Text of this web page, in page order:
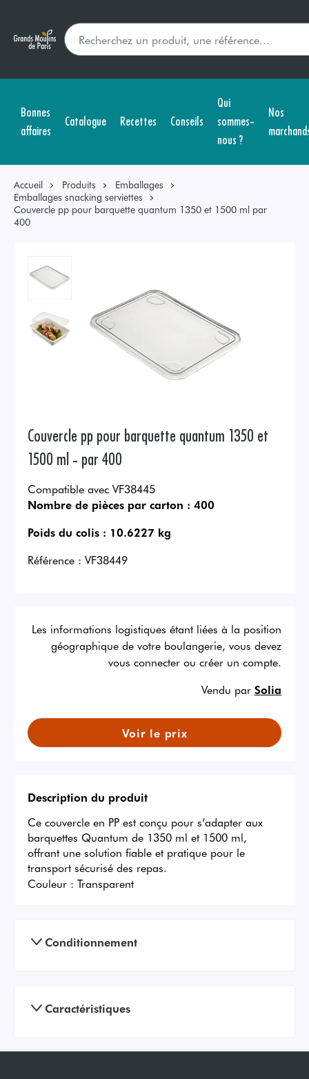
Bonnes
affaires
Catalogue Recettes Conseils
Qui
sommes-
nous ?
Nos
Accueil Produits
Emballages
Emballages snacking serviettes
Couvercle pp pour barquette quantum 1350 et 1500 ml par
400
Couvercle pp pour barquette quantum 1350 et
1500 ml - par 400
Compatible avec VF38445
Nombre de pièces par carton : 400
Poids du colis : 10.6227 kg
Référence : VF38449
Les informations logistiques étant liées à la position
géographique de votre boulangerie, vous devez
vous connecter ou créer un compte.
Vendu par Solia
Voir le prix
Description du produit
Ce couvercle en PP est conçu pour s’adapter aux
barquettes Quantum de 1350 ml et 1500 ml,
offrant une solution fiable et pratique pour le
transport sécurisé des repas.
Couleur : Transparent
Conditionnement
Caractéristiques